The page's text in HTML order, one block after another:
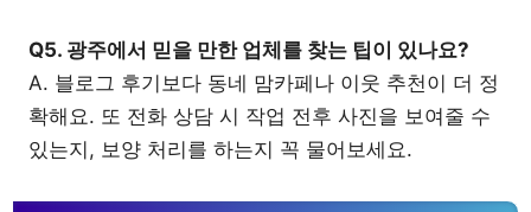
Q5. 광주에서 믿을 만한 업체를 찾는 팁이 있나요?
A. 블로그 후기보다 동네 맘카페나 이웃 추천이 더 정
확해요. 또 전화 상담 시 작업 전후 사진을 보여줄 수
있는지, 보양 처리를 하는지 꼭 물어보세요.